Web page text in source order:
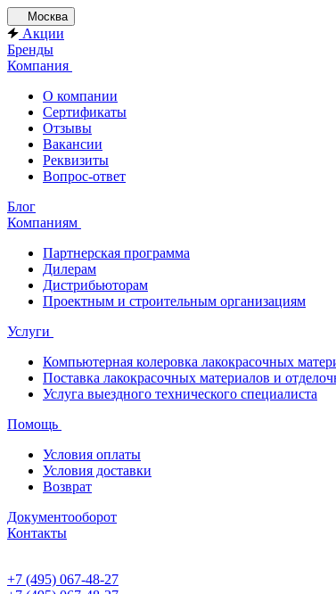
Москва
Акции
Бренды
Компания
О компании
Сертификаты
Отзывы
Вакансии
Реквизиты
Вопрос-ответ
Блог
Компаниям
Партнерская программа
Дилерам
Дистрибьюторам
Проектным и строительным организациям
Услуги
Компьютерная колеровка лакокрасочных
Поставка лакокрасочных материалов и
Услуга выездного технического специалиста
Помощь
Условия оплаты
Условия доставки
Возврат
Документооборот
Контакты
+7 (495) 067-48-27